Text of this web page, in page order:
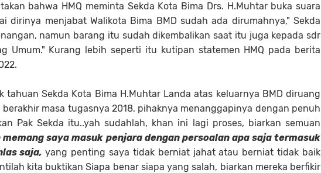
bahwa HMQ meminta Sekda Kota Bima Drs. H.Muhtar buka suara
dirinya menjabat Walikota Bima BMD sudah ada dirumahnya," Sekda
namun barang itu sudah dikembalikan saat itu juga kepada sdr
Umum." Kurang lebih seperti itu kutipan statemen HMQ pada berita
tahuan Sekda Kota Bima H.Muhtar Landa atas keluarnya BMD diruang
berakhir masa tugasnya 2018, pihaknya menanggapinya dengan penuh
Pak Sekda itu..yah sudahlah, khan ini lagi proses, biarkan semuan
memang saya masuk penjara dengan persoalan apa saja termasuk
saja,yang penting saya tidak berniat jahat atau berniat tidak baik
kita buktikan Siapa benar siapa yang salah, biarkan mereka berfikir